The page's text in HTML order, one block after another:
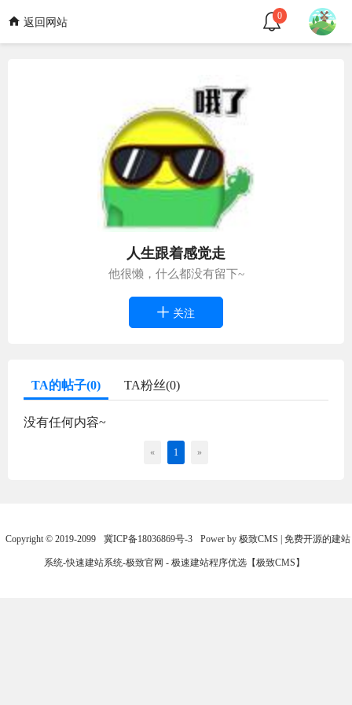
返回网站
0
人生跟着感觉走
他很懒，什么都没有留下~
关注
TA的帖子(0) TA粉丝(0)
没有任何内容~
« 1 »
Copyright © 2019-2099 冀ICP备18036869号-3 Power by 极致CMS | 免费开源的建站
系统-快速建站系统-极致官网 - 极速建站程序优选【极致CMS】